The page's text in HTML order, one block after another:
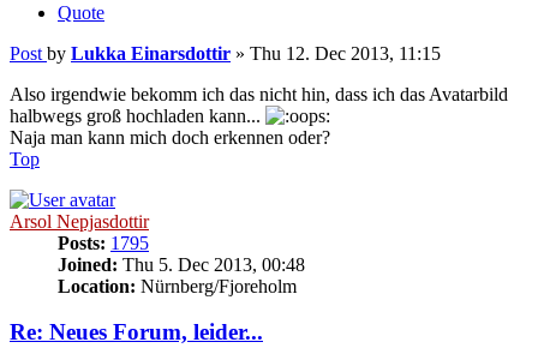
Quote
Post by Lukka Einarsdottir » Thu 12. Dec 2013, 11:15
Also irgendwie bekomm ich das nicht hin, dass ich das Avatarbild
halbwegs groß hochladen kann...
Naja man kann mich doch erkennen oder?
Top
Arsol Nepjasdottir
Posts: 1795
Joined: Thu 5. Dec 2013, 00:48
Location: Nürnberg/Fjoreholm
Re: Neues Forum, leider...